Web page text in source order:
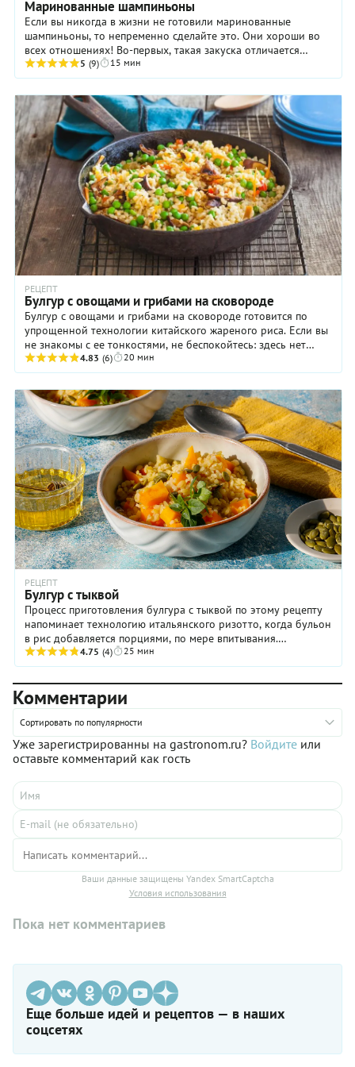
Маринованные шампиньоны
Если вы никогда в жизни не готовили маринованные
шампиньоны, то непременно сделайте это. Они хороши во
всех отношениях! Во-первых, такая закуска отличается
удивительно пикантным вкусом. Во-вторых, ...
5 (9) 15 мин
РЕЦЕПТ
Булгур с овощами и грибами на сковороде
Булгур с овощами и грибами на сковороде готовится по
упрощенной технологии китайского жареного риса. Если вы
не знакомы с ее тонкостями, не беспокойтесь: здесь нет
ничего сложного. Все овощи и грибы, ...
4.83 (6) 20 мин
РЕЦЕПТ
Булгур с тыквой
Процесс приготовления булгура с тыквой по этому рецепту
напоминает технологию итальянского ризотто, когда бульон
в рис добавляется порциями, по мере впитывания.
Оказалось, что эта идея отлично ...
4.75 (4) 25 мин
Комментарии
Сортировать по популярности
Уже зарегистрированны на gastronom.ru? Войдите или
оставьте комментарий как гость
Ваши данные защищены Yandex SmartCaptcha
Условия использования
Пока нет комментариев
Еще больше идей и рецептов — в наших
соцсетях